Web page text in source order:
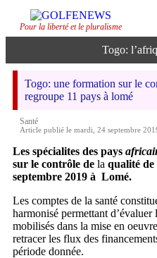
Pour la liberté et le pluralisme
Togo:
Togo: une formation sur le
regroupe 11 pays à lomé
Santé
Article publié le mardi, 24 septembre
Les spécialites des pays
sur le contrôle de la qualité de
septembre 2019 à Lomé.
Les comptes de la santé
harmonisé permettant
mobilisés dans la mise en
retracer les flux des
période donnée.